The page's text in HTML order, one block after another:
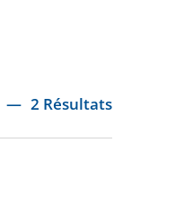
2 Résultats